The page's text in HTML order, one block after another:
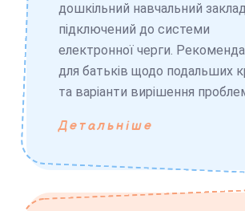
дошкільний навчальний
підключений до системи
електронної черги.
для батьків щодо подальших
та варіанти вирішення
Детальніше